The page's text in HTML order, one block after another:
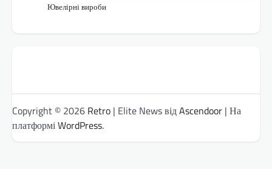
Ювелірні вироби
Copyright © 2026 Retro | Elite News відAscendoor | На
платформіWordPress.